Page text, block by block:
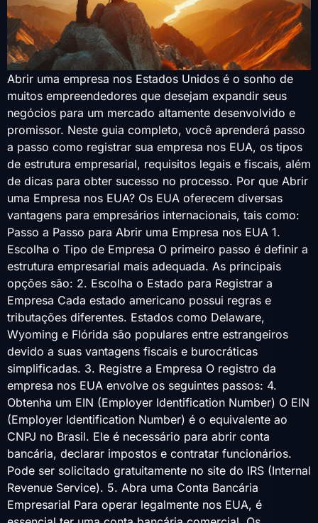
Abrir uma empresa nos Estados Unidos é o sonho de
muitos empreendedores que desejam expandir seus
negócios para um mercado altamente desenvolvido e
promissor. Neste guia completo, você aprenderá passo
a passo como registrar sua empresa nos EUA, os tipos
de estrutura empresarial, requisitos legais e fiscais, além
de dicas para obter sucesso no processo. Por que Abrir
uma Empresa nos EUA? Os EUA oferecem diversas
vantagens para empresários internacionais, tais como:
Passo a Passo para Abrir uma Empresa nos EUA 1.
Escolha o Tipo de Empresa O primeiro passo é definir a
estrutura empresarial mais adequada. As principais
opções são: 2. Escolha o Estado para Registrar a
Empresa Cada estado americano possui regras e
tributações diferentes. Estados como Delaware,
Wyoming e Flórida são populares entre estrangeiros
devido a suas vantagens fiscais e burocráticas
simplificadas. 3. Registre a Empresa O registro da
empresa nos EUA envolve os seguintes passos: 4.
Obtenha um EIN (Employer Identification Number) O EIN
(Employer Identification Number) é o equivalente ao
CNPJ no Brasil. Ele é necessário para abrir conta
bancária, declarar impostos e contratar funcionários.
Pode ser solicitado gratuitamente no site do IRS (Internal
Revenue Service). 5. Abra uma Conta Bancária
Empresarial Para operar legalmente nos EUA, é